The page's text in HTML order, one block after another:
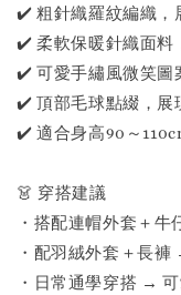
✔️ 粗針織羅紋編織，
✔️ 柔軟保暖針織面料
✔️ 可愛手繡風微笑圖
✔️ 頂部毛球點綴，展
✔️ 適合身高90～
👗 穿搭建議
・搭配連帽外套＋
・配羽絨外套＋長
・日常通學穿搭 →